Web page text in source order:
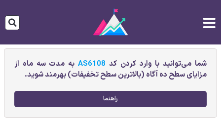
شما می‌توانید با وارد کردن کد AS6108به مدت سه ماه از
مزایای سطح ده آگاه (بالاترین سطح تخفیفات) بهرمند شوید.
راهنما